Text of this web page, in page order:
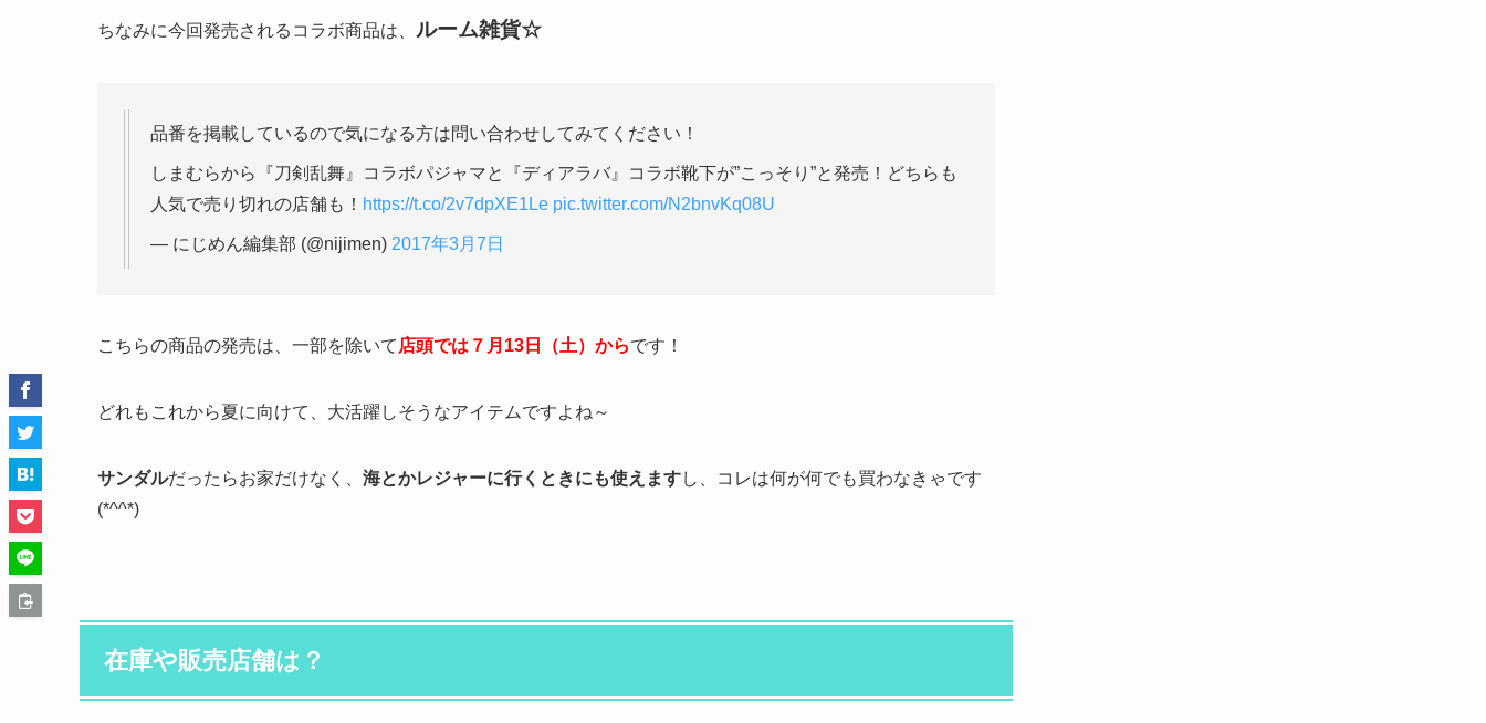
ちなみに今回発売されるコラボ商品は、 ルーム雑貨☆
品番を掲載しているので気になる方は問い合わせしてみてください！
しまむらから『刀剣乱舞』コラボパジャマと『ディアラバ』コラボ靴下が”こっそり”と発売！どちらも
人気で売り切れの店舗も！ https://t.co/2v7dpXE1Le pic.twitter.com/N2bnvKq08U
— にじめん編集部 (@nijimen) 2017年3月7日
こちらの商品の発売は、一部を除いて 店頭では７月13日（土）からです！
どれもこれから夏に向けて、大活躍しそうなアイテムですよね～
サンダルだったらお家だけなく、 海とかレジャーに行くときにも使えますし、コレは何が何でも買わなきゃです
(*^^*)
在庫や販売店舗は？